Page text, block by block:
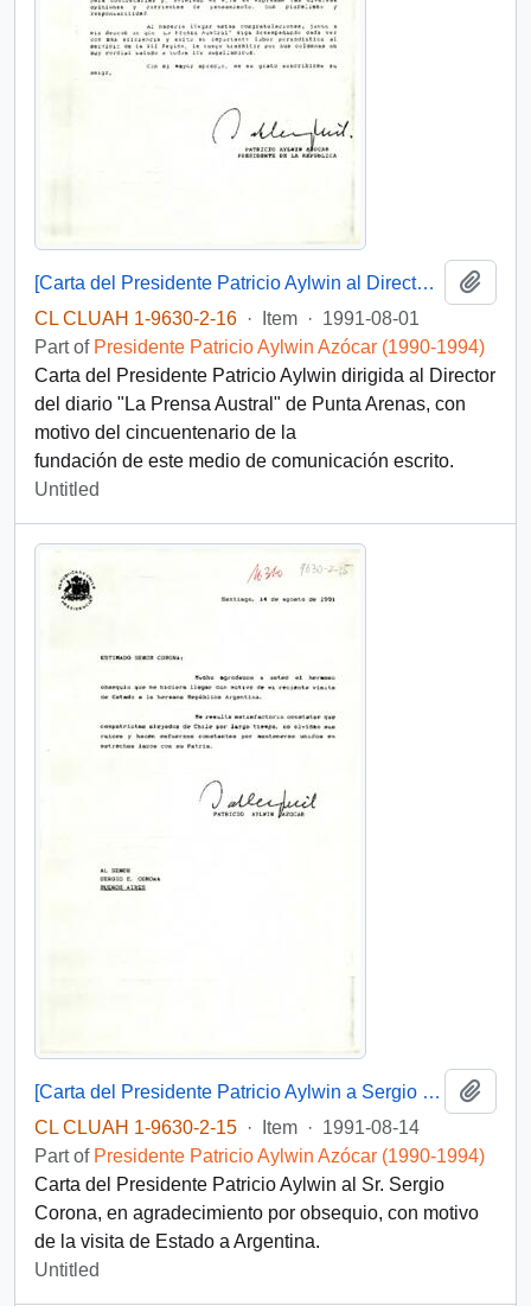
[Carta del Presidente Patricio Aylwin al Director de "La Prensa Austral"]
CL CLUAH 1-9630-2-16 · Item · 1991-08-01
Part of Presidente Patricio Aylwin Azócar (1990-1994)
Carta del Presidente Patricio Aylwin dirigida al Director
del diario "La Prensa Austral" de Punta Arenas, con
motivo del cincuentenario de la
fundación de este medio de comunicación escrito.
Untitled
[Carta del Presidente Patricio Aylwin a Sergio Corona]
CL CLUAH 1-9630-2-15 · Item · 1991-08-14
Part of Presidente Patricio Aylwin Azócar (1990-1994)
Carta del Presidente Patricio Aylwin al Sr. Sergio
Corona, en agradecimiento por obsequio, con motivo
de la visita de Estado a Argentina.
Untitled